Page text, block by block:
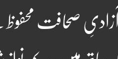
صحافت محفوظ